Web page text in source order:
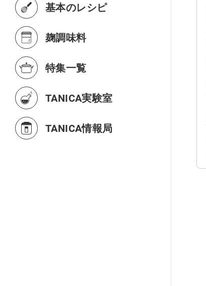
基本のレシピ
麹調味料
特集一覧
TANICA実験室
TANICA情報局